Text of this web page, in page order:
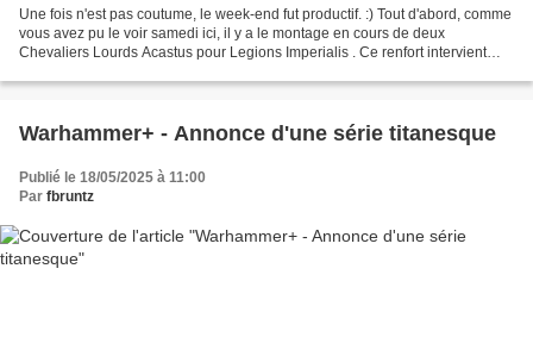
Une fois n'est pas coutume, le week-end fut productif. :) Tout d'abord, comme
vous avez pu le voir samedi ici, il y a le montage en cours de deux
Chevaliers Lourds Acastus pour Legions Imperialis . Ce renfort intervient
Warhammer+ - Annonce d'une série titanesque
Publié le 18/05/2025 à 11:00
Par fbruntz